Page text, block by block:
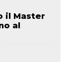
il Master
al